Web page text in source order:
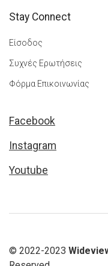
Stay Connect
Είσοδος
Συχνές Ερωτήσεις
Φόρμα Επικοινωνίας
Facebook
Instagram
Youtube
© 2022-2023